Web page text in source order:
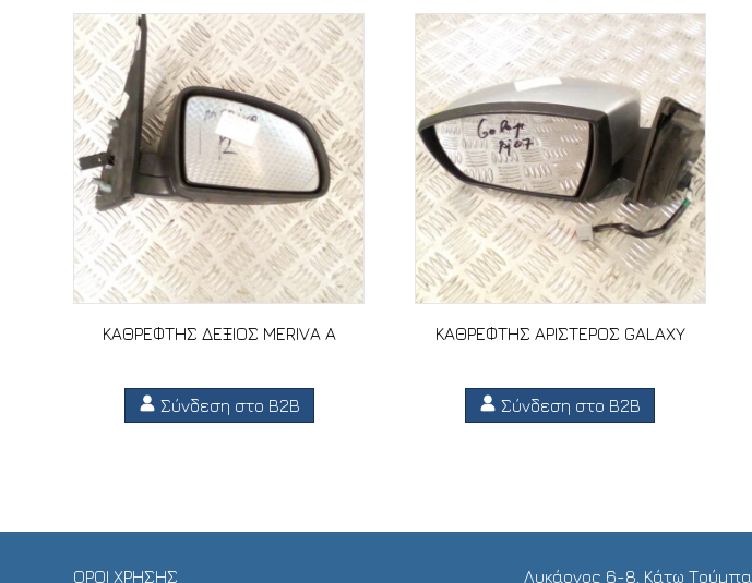
ΚΑΘΡΕΦΤΗΣ ΔΕΞΙΟΣ MERIVA A
Σύνδεση στο B2B
ΚΑΘΡΕΦΤΗΣ ΑΡΙΣΤΕΡΟΣ GALAXY
Σύνδεση στο B2B
ΟΡΟΙ ΧΡΗΣΗΣ Λυκάονος 6-8, Κάτω Τούμπα